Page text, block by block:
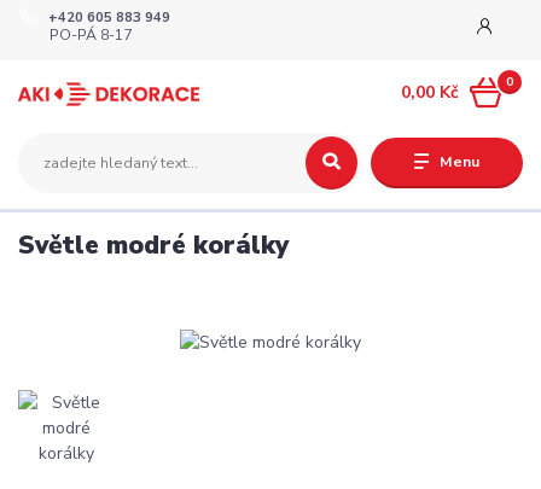
Menu
+420 605 883 949
PO-PÁ 8-17
0
0,00 Kč
Světle modré korálky